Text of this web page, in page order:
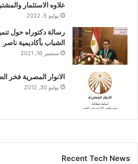
علاوه الاستثمار
يوليو 5, 2022
رسالة دكتوراه حول
الشباب بأكاديمية ناصر
سبتمبر 16, 2021
الانوار المصرية فخر
يوليو 30, 2012
Recent Tech News